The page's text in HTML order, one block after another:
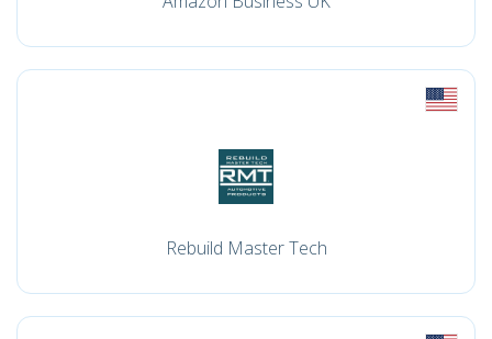
Rebuild Master Tech